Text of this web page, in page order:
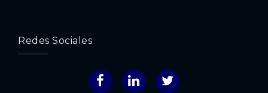
Redes Sociales
FacebookLinkedInTwitter